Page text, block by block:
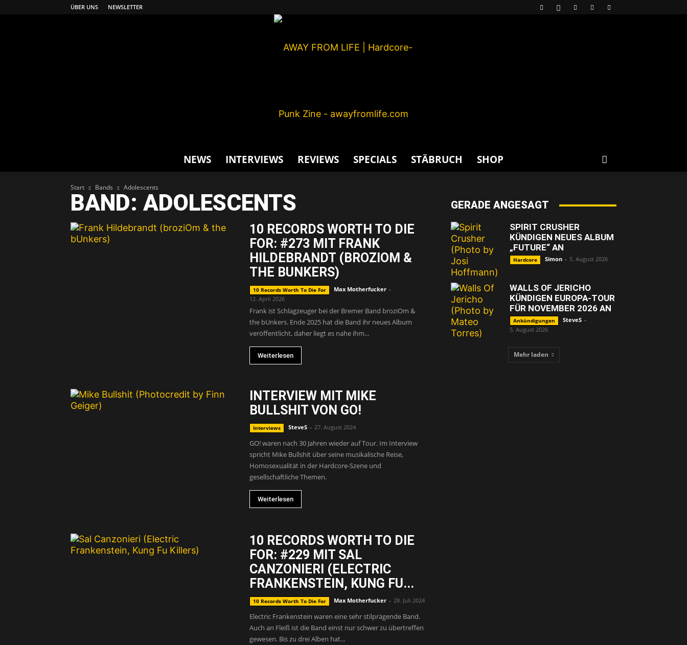
ÜBER UNS NEWSLETTER
FROM
LIFE
NEWS INTERVIEWS REVIEWS SPECIALS STÄBRUCH SHOP
Start Bands Adolescents
BAND: ADOLESCENTS
10 RECORDS WORTH TO DIE
FOR: #273 MIT FRANK
HILDEBRANDT (BROZIOM &
THE BUNKERS)
10 Records Worth To Die For Max Motherfucker -
12. April 2026
Frank ist Schlagzeuger bei der Bremer Band broziOm &
the bUnkers. Ende 2025 hat die Band ihr neues Album
veröffentlicht, daher liegt es nahe ihm...
Weiterlesen
INTERVIEW MIT MIKE
BULLSHIT VON GO!
Interviews SteveS - 27. August 2024
GO! waren nach 30 Jahren wieder auf Tour. Im Interview
spricht Mike Bullshit über seine musikalische Reise,
Homosexualität in der Hardcore-Szene und
gesellschaftliche Themen.
Weiterlesen
10 RECORDS WORTH TO DIE
FOR: #229 MIT SAL
CANZONIERI (ELECTRIC
FRANKENSTEIN, KUNG FU...
10 Records Worth To Die For Max Motherfucker - 28. Juli 2024
Electric Frankenstein waren eine sehr stilprägende Band.
Auch an Fleiß ist die Band einst nur schwer zu übertreffen
gewesen. Bis zu drei Alben hat...
GERADE ANGESAGT
SPIRIT CRUSHER
KÜNDIGEN NEUES ALBUM
„FUTURE“ AN
Hardcore Simon - 5. August 2026
WALLS OF JERICHO
KÜNDIGEN EUROPA-TOUR
FÜR NOVEMBER 2026 AN
Ankündigungen SteveS -
5. August 2026
Mehr laden